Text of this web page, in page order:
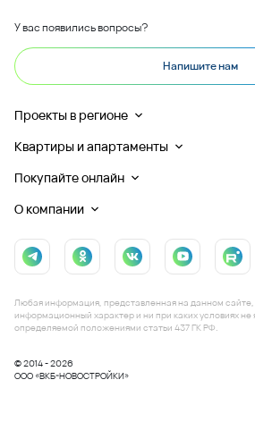
У вас появились вопросы?
Напишите нам
Проекты в регионе
Квартиры и апартаменты
Покупайте онлайн
О компании
© 2014 - 2026
ООО «ВКБ-НОВОСТРОЙКИ»
Любая информация, представленная на данном
информационный характер и ни при каких условиях не
определяемой положениями статьи 437 ГК РФ.